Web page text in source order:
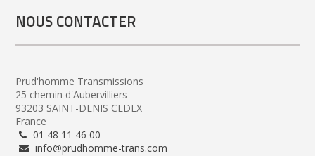
NOUS CONTACTER
Prud'homme Transmissions
25 chemin d'Aubervilliers
93203 SAINT-DENIS CEDEX
France
01 48 11 46 00
info@prudhomme-trans.com